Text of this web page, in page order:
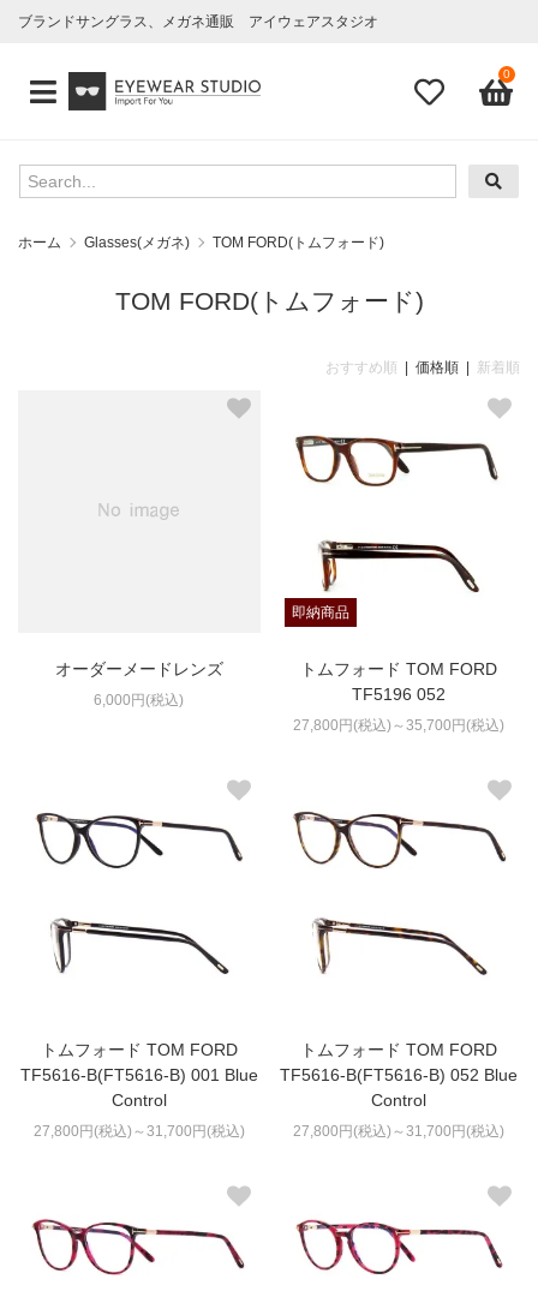
ブランドサングラス、メガネ通販 アイウェアスタジオ
0
ホーム Glasses(メガネ) TOM FORD(トムフォード)
TOM FORD(トムフォード)
おすすめ順 | 価格順 | 新着順
オーダーメードレンズ
6,000円(税込)
即納商品
トムフォード TOM FORD
TF5196 052
27,800円(税込)～35,700円(税込)
トムフォード TOM FORD
TF5616-B(FT5616-B) 001 Blue
Control
27,800円(税込)～31,700円(税込)
トムフォード TOM FORD
TF5616-B(FT5616-B) 052 Blue
Control
27,800円(税込)～31,700円(税込)